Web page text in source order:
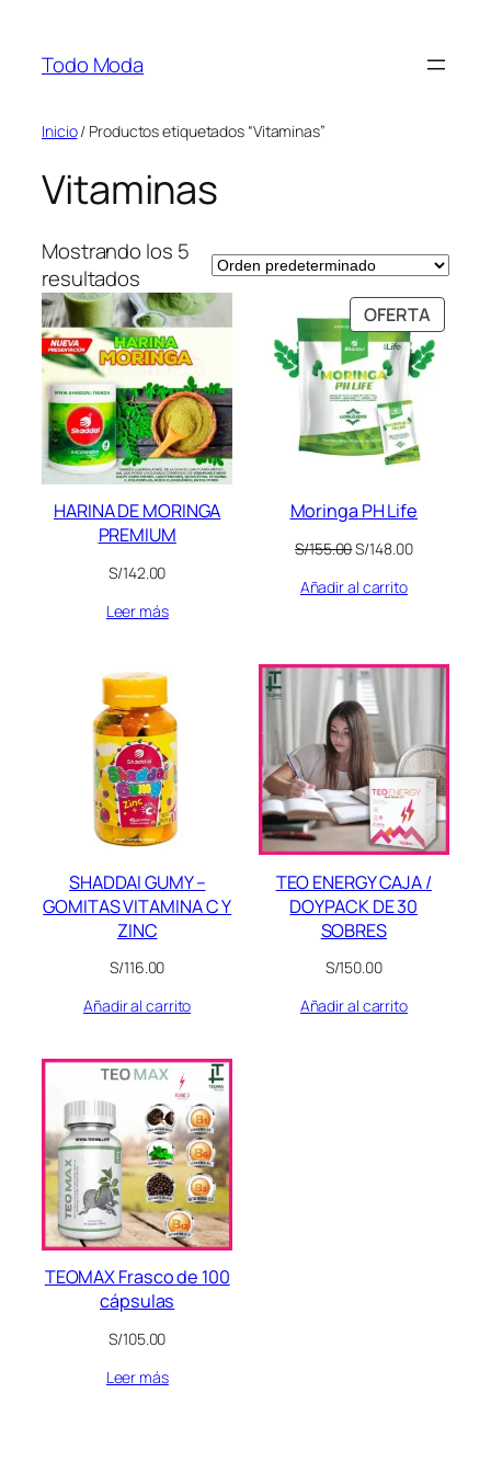
contenido
Todo Moda
Inicio/ Productos etiquetados “Vitaminas”
Vitaminas
Mostrando los 5
resultados
HARINA DE MORINGA
PREMIUM
S/142.00
Leer más
OFERTA
EN
Moringa PH Life
S/155.00El
original
S/148.00El
Añadir al carrito
SHADDAI GUMY –
GOMITAS VITAMINA C Y
ZINC
S/116.00
Añadir al carrito
TEO ENERGY CAJA /
DOYPACK DE 30
SOBRES
S/150.00
Añadir al carrito
TEOMAX Frasco de 100
cápsulas
S/105.00
Leer más